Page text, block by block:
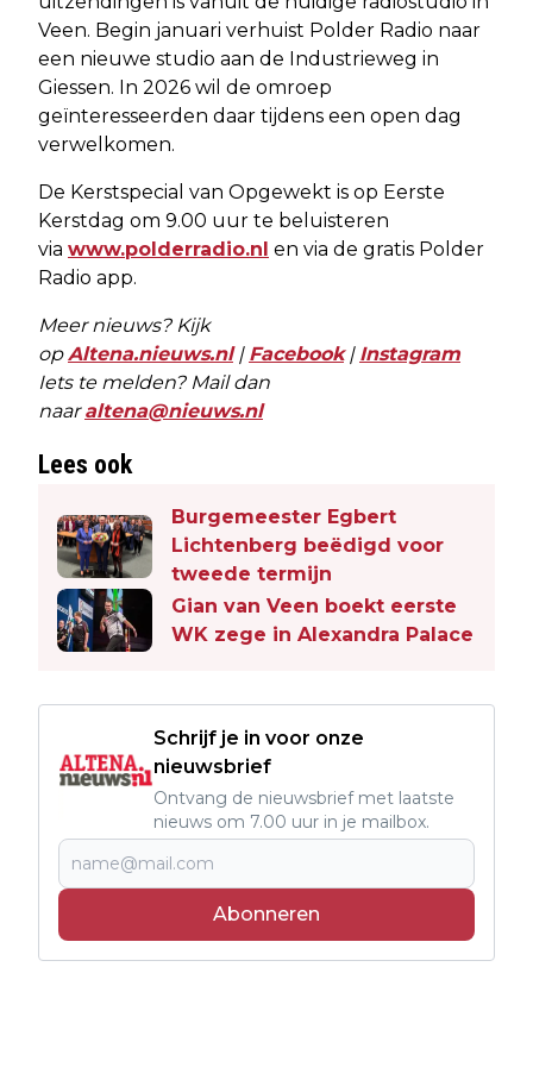
Veen. Begin januari verhuist Polder Radio naar
een nieuwe studio aan de Industrieweg in
Giessen. In 2026 wil de omroep
geïnteresseerden daar tijdens een open dag
verwelkomen.
De Kerstspecial van Opgewekt is op Eerste
Kerstdag om 9.00 uur te beluisteren
via www.polderradio.nl en via de gratis Polder
Radio app.
Meer nieuws? Kijk
opAltena.nieuws.nl| Facebook| Instagram
Iets te melden? Mail dan
naaraltena@nieuws.nl
Lees ook
Burgemeester Egbert
Lichtenberg beëdigd voor
tweede termijn
Gian van Veen boekt eerste
WK zege in Alexandra Palace
Schrijf je in voor onze
nieuwsbrief
Ontvang de nieuwsbrief met laatste
nieuws om 7.00 uur in je mailbox.
Abonneren